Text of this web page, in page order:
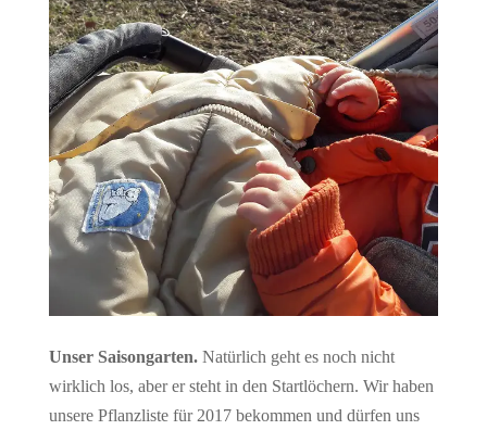
Unser Saisongarten.Natürlich geht es noch nicht
wirklich los, aber er steht in den Startlöchern. Wir haben
unsere Pflanzliste für 2017 bekommen und dürfen uns